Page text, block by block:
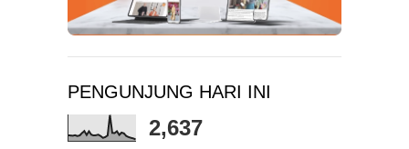
PENGUNJUNG HARI INI
2,637